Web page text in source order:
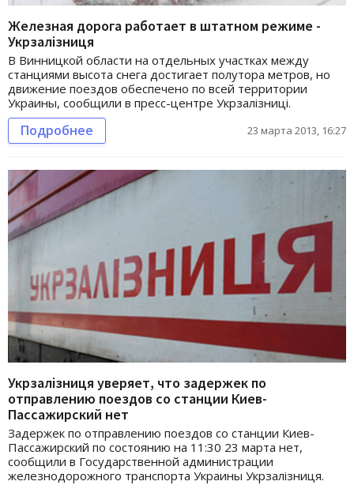
Железная дорога работает в штатном режиме -
Укрзалізниця
В Винницкой области на отдельных участках между
станциями высота снега достигает полутора метров, но
движение поездов обеспечено по всей территории
Украины, сообщили в пресс-центре Укрзалізниці.
Подробнее 23 марта 2013, 16:27
Укрзалізниця уверяет, что задержек по
отправлению поездов со станции Киев-
Пассажирский нет
Задержек по отправлению поездов со станции Киев-
Пассажирский по состоянию на 11:30 23 марта нет,
сообщили в Государственной администрации
железнодорожного транспорта Украины Укрзалізниця.